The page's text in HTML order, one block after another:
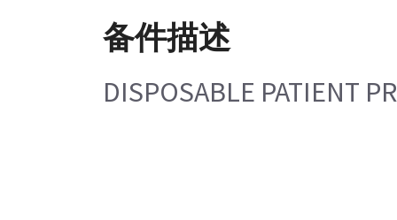
备件描述
DISPOSABLE PATIENT